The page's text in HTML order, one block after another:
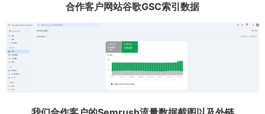
合作客户网站谷歌GSC索引数据